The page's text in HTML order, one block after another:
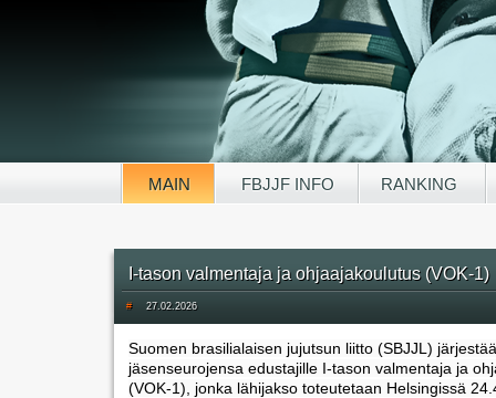
MAIN FBJJF INFO RANKING
I-tason valmentaja ja ohjaajakoulutus (VOK-1)
# 27.02.2026
Suomen brasilialaisen jujutsun liitto (SBJJL) järjestää
jäsenseurojensa edustajille I-tason valmentaja ja
(VOK-1), jonka lähijakso toteutetaan Helsingissä